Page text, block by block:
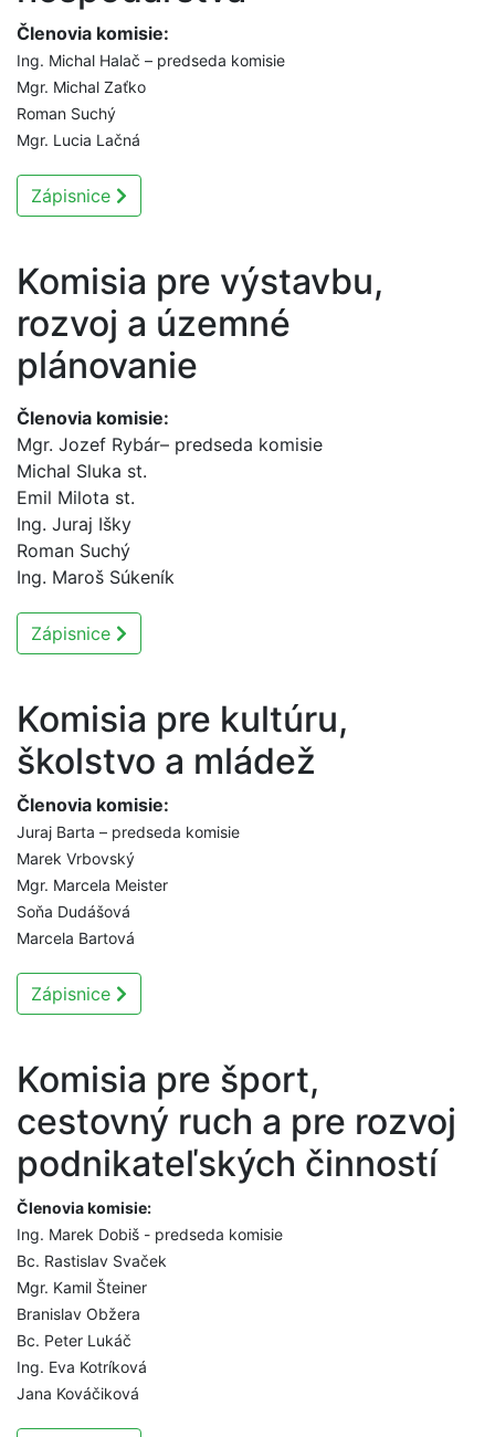
Členovia komisie:
Ing. Michal Halač – predseda komisie
Mgr. Michal Zaťko
Roman Suchý
Mgr. Lucia Lačná
Zápisnice
Komisia pre výstavbu,
rozvoj a územné
plánovanie
Členovia komisie:
Mgr. Jozef Rybár– predseda komisie
Michal Sluka st.
Emil Milota st.
Ing. Juraj Išky
Roman Suchý
Ing. Maroš Súkeník
Zápisnice
Komisia pre kultúru,
školstvo a mládež
Členovia komisie:
Juraj Barta – predseda komisie
Marek Vrbovský
Mgr. Marcela Meister
Soňa Dudášová
Marcela Bartová
Zápisnice
Komisia pre šport,
cestovný ruch a pre rozvoj
podnikateľských činností
Členovia komisie:
Ing. Marek Dobiš - predseda komisie
Bc. Rastislav Svaček
Mgr. Kamil Šteiner
Branislav Obžera
Bc. Peter Lukáč
Ing. Eva Kotríková
Jana Kováčiková